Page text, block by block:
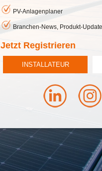
PV-Anlagenplaner
Branchen-News, Produkt-
Jetzt Registrieren
INSTALLATEUR